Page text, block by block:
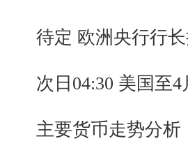
待定 欧洲央行行长
次日04:30 美国至4
主要货币走势分析